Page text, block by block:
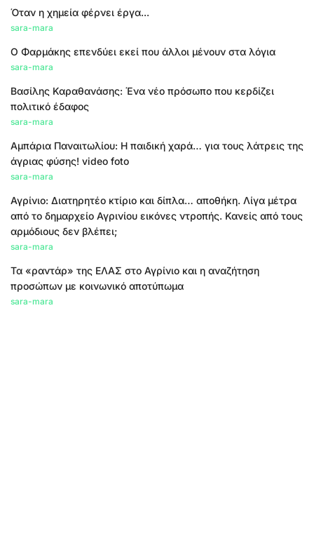
Όταν η χημεία φέρνει έργα...
sara-mara
Ο Φαρμάκης επενδύει εκεί που άλλοι μένουν στα λόγια
sara-mara
Βασίλης Καραθανάσης: Ένα νέο πρόσωπο που κερδίζει
πολιτικό έδαφος
sara-mara
Αμπάρια Παναιτωλίου: Η παιδική χαρά… για τους λάτρεις της
άγριας φύσης! video foto
sara-mara
Αγρίνιο: Διατηρητέο κτίριο και δίπλα… αποθήκη. Λίγα μέτρα
από το δημαρχείο Αγρινίου εικόνες ντροπής. Κανείς από τους
αρμόδιους δεν βλέπει;
sara-mara
Τα «ραντάρ» της ΕΛΑΣ στο Αγρίνιο και η αναζήτηση
προσώπων με κοινωνικό αποτύπωμα
sara-mara